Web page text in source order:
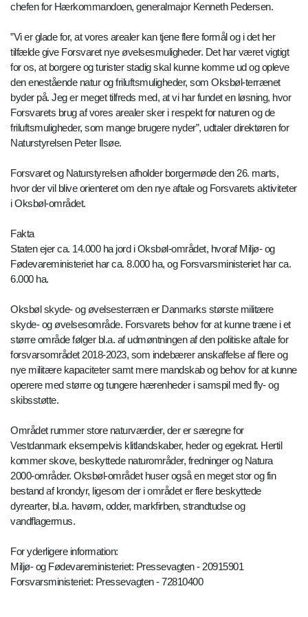
chefen for Hærkommandoen, generalmajor Kenneth Pedersen.
”Vi er glade for, at vores arealer kan tjene flere formål og i det her
tilfælde give Forsvaret nye øvelsesmuligheder. Det har været vigtigt
for os, at borgere og turister stadig skal kunne komme ud og opleve
den enestående natur og friluftsmuligheder, som Oksbøl-terrænet
byder på. Jeg er meget tilfreds med, at vi har fundet en løsning, hvor
Forsvarets brug af vores arealer sker i respekt for naturen og de
friluftsmuligheder, som mange brugere nyder”, udtaler direktøren for
Naturstyrelsen Peter Ilsøe.
Forsvaret og Naturstyrelsen afholder borgermøde den 26. marts,
hvor der vil blive orienteret om den nye aftale og Forsvarets aktiviteter
i Oksbøl-området.
Fakta
Staten ejer ca. 14.000 ha jord i Oksbøl-området, hvoraf Miljø- og
Fødevareministeriet har ca. 8.000 ha, og Forsvarsministeriet har ca.
6.000 ha.
Oksbøl skyde- og øvelsesterræn er Danmarks største militære
skyde- og øvelsesområde. Forsvarets behov for at kunne træne i et
større område følger bl.a. af udmøntningen af den politiske aftale for
forsvarsområdet 2018-2023, som indebærer anskaffelse af flere og
nye militære kapaciteter samt mere mandskab og behov for at kunne
operere med større og tungere hærenheder i samspil med fly- og
skibsstøtte.
Området rummer store naturværdier, der er særegne for
Vestdanmark eksempelvis klitlandskaber, heder og egekrat. Hertil
kommer skove, beskyttede naturområder, fredninger og Natura
2000-områder. Oksbøl-området huser også en meget stor og fin
bestand af krondyr, ligesom der i området er flere beskyttede
dyrearter, bl.a. havørn, odder, markfirben, strandtudse og
vandflagermus.
For yderligere information:
Miljø- og Fødevareministeriet: Pressevagten - 20915901
Forsvarsministeriet: Pressevagten - 72810400